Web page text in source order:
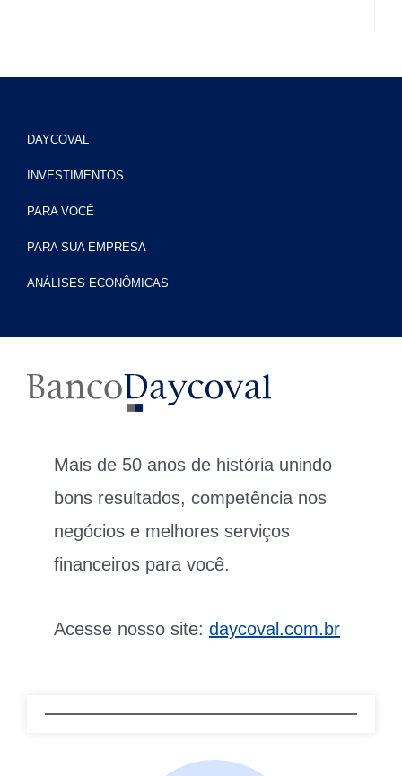
DAYCOVAL
INVESTIMENTOS
PARA VOCÊ
PARA SUA EMPRESA
ANÁLISES ECONÔMICAS
Mais de 50 anos de história unindo
bons resultados, competência nos
negócios e melhores serviços
financeiros para você.
Acesse nosso site: daycoval.com.br